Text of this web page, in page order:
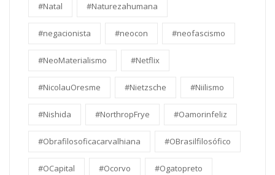
#Natal #Naturezahumana
#negacionista #neocon #neofascismo
#NeoMaterialismo #Netflix
#NicolauOresme #Nietzsche #Niilismo
#Nishida #NorthropFrye #Oamorinfeliz
#Obrafilosoficacarvalhiana #OBrasilfilosófico
#OCapital #Ocorvo #Ogatopreto